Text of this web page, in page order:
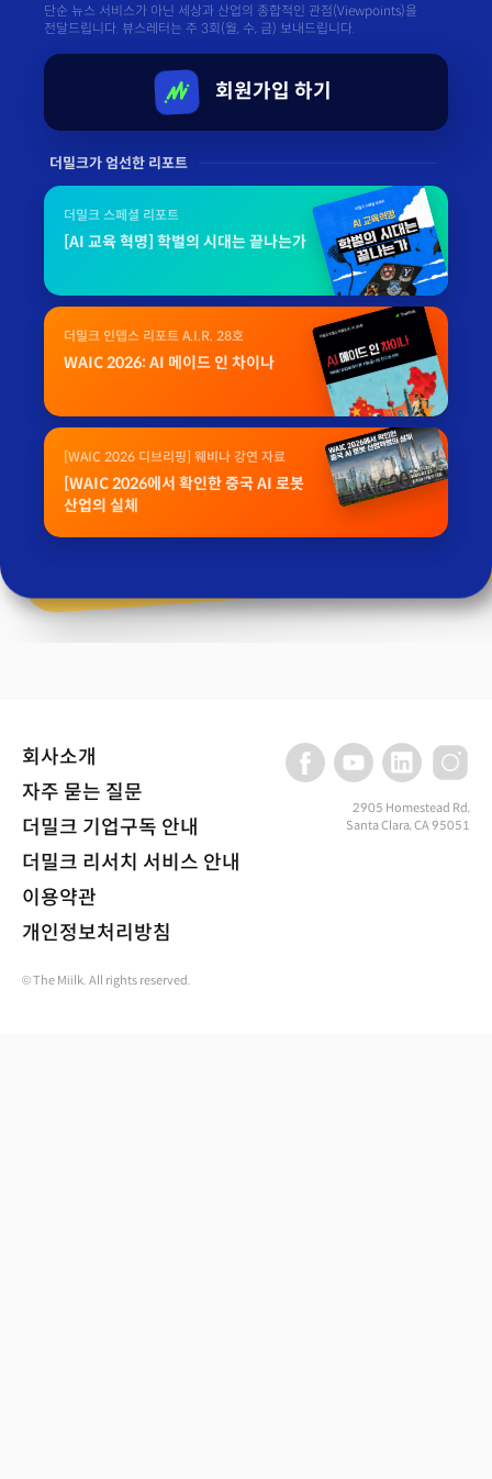
단순 뉴스 서비스가 아닌 세상과 산업의 종합적인 관점(Viewpoints)을
전달드립니다. 뷰스레터는 주 3회(월, 수, 금) 보내드립니다.
회원가입 하기
더밀크가 엄선한 리포트
더밀크 스페셜 리포트
[AI 교육 혁명] 학벌의 시대는 끝나는가
더밀크 인뎁스 리포트 A.I.R. 28호
WAIC 2026: AI 메이드 인 차이나
[WAIC 2026 디브리핑] 웨비나 강연 자료
[WAIC 2026에서 확인한 중국 AI 로봇
산업의 실체
회사소개
자주 묻는 질문
더밀크 기업구독 안내
더밀크 리서치 서비스 안내
이용약관
개인정보처리방침
2905 Homestead Rd,
Santa Clara, CA 95051
© The Miilk. All rights reserved.